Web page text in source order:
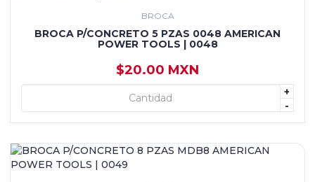
BROCA
BROCA P/CONCRETO 5 PZAS 0048 AMERICAN
POWER TOOLS | 0048
$20.00 MXN
+
-
+ AGREGAR